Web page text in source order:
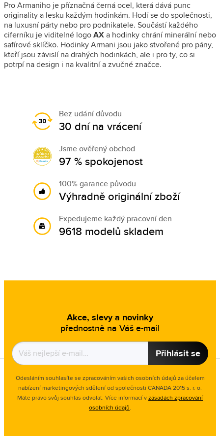
Pro Armaniho je příznačná černá ocel, která dává punc
originality a lesku každým hodinkám. Hodí se do společnosti,
na luxusní párty nebo pro podnikatele. Součástí každého
ciferníku je viditelné logoAXa hodinky chrání minerální nebo
safírové sklíčko. Hodinky Armani jsou jako stvořené pro pány,
kteří jsou závislí na drahých hodinkách, ale i pro ty, co si
potrpí na design i na kvalitní a zvučné značce.
Bez udání důvodu
30 dní na vrácení
Jsme ověřený obchod
97 % spokojenost
100% garance původu
Výhradně originální zboží
Expedujeme každý pracovní den
9618 modelů skladem
Akce, slevy a novinky
přednostně na Váš e-mail
Přihlásit se
Odesláním souhlasíte se zpracováním vašich osobních údajů za účelem
nabízení marketingových sdělení od společnosti CANADA 2015 s. r. o.
Máte právo svůj souhlas odvolat. Více informací vzásadách zpracování
osobních údajů.